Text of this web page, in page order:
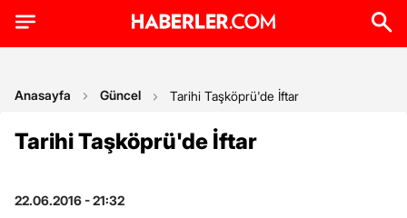
Anasayfa Güncel Tarihi Taşköprü'de İftar
Tarihi Taşköprü'de İftar
22.06.2016 - 21:32